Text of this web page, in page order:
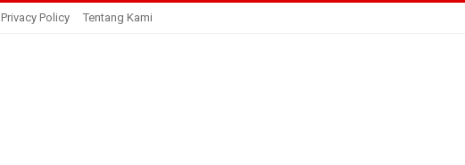
Privacy Policy Tentang Kami